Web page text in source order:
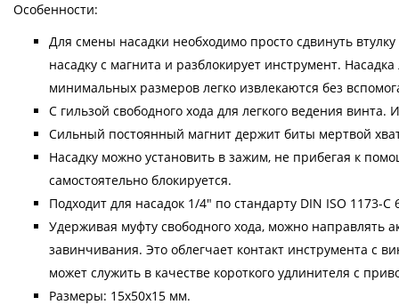
Особенности:
Для смены насадки необходимо просто сдвинуть
насадку с магнита и разблокирует инструмент.
минимальных размеров легко извлекаются без
С гильзой свободного хода для легкого ведения
Сильный постоянный магнит держит биты мертвой
Насадку можно установить в зажим, не прибегая к
самостоятельно блокируется.
Подходит для насадок 1/4" по стандарту DIN ISO 1173-
Удерживая муфту свободного хода, можно направлять
завинчивания. Это облегчает контакт инструмента с
может служить в качестве короткого удлинителя с
Размеры: 15х50х15 мм.